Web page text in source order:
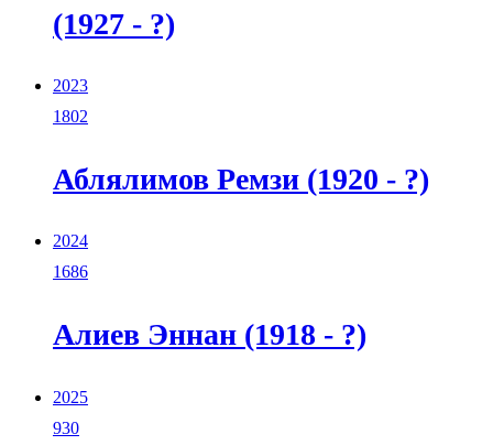
(1927 - ?)
2023
1802
Аблялимов Ремзи (1920 - ?)
2024
1686
Алиев Эннан (1918 - ?)
2025
930